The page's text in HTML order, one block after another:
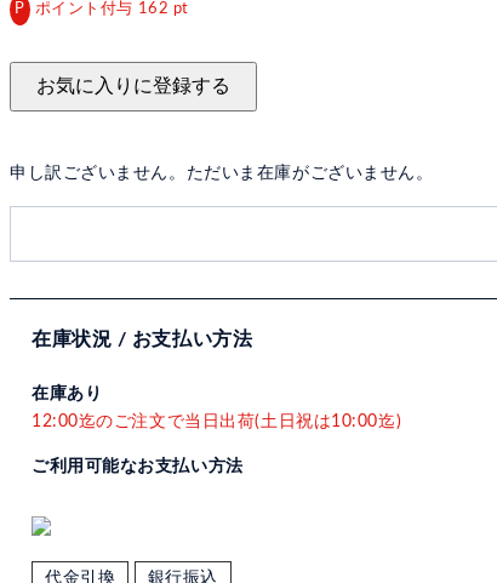
ポイント付与 162 pt
お気に入りに登録する
申し訳ございません。ただいま在庫がございません。
在庫状況 / お支払い方法
在庫あり
12:00迄のご注文で当日出荷(土日祝は10:00迄)
ご利用可能なお支払い方法
代金引換 銀行振込